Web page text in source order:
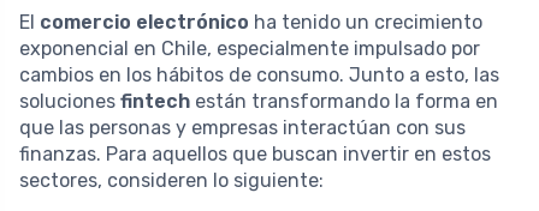
El comercio electrónico ha tenido un crecimiento
exponencial en Chile, especialmente impulsado por
cambios en los hábitos de consumo. Junto a esto, las
soluciones fintech están transformando la forma en
que las personas y empresas interactúan con sus
finanzas. Para aquellos que buscan invertir en estos
sectores, consideren lo siguiente: